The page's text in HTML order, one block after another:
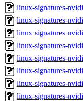
linux-signatures-
linux-signatures-
linux-signatures-
linux-signatures-
linux-signatures-
linux-signatures-
linux-signatures-
linux-signatures-